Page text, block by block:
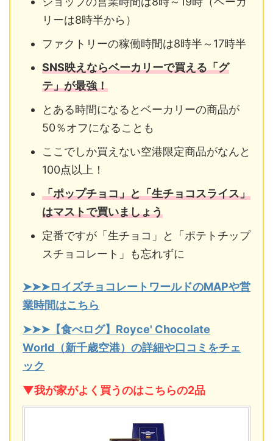
リーは8時半から）
ファクトリーの稼働時間は8時半～17時半
SNS映えならベーカリーで買える「グ
テ」が最強！
とある時間になるとベーカリーの商品が
50％オフになることも
ここでしか買えない空港限定商品がなんと
100点以上！
「ポップチョコ」と「生チョコスライス」
はマストで買いましょう
定番ですが「生チョコ」と「ポテトチップ
スチョコレート」も忘れずに
➤➤➤ロイズチョコレートワールドのMAPや営
業時間はこちら
➤➤➤【食べログ】Royce' Chocolate
World（新千歳空港）の詳細や口コミをチェ
ック
▼我が家がよく買うのはこちらの2品